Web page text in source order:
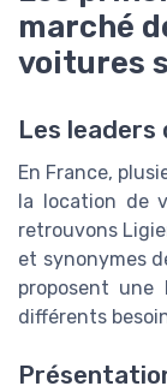
marché
voitures
Les leaders
En France,
la location de
retrouvons
et synonymes
proposent une
différents